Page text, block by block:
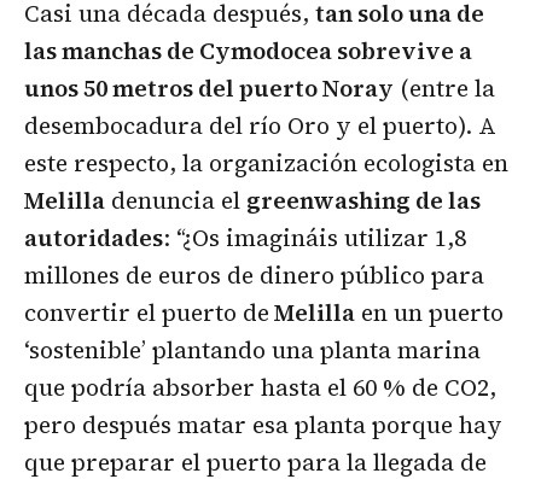
Casi una década después, tan solo una de
las manchas de Cymodocea sobrevive a
unos 50 metros del puerto Noray (entre la
desembocadura del río Oro y el puerto). A
este respecto, la organización ecologista en
Melilla denuncia el greenwashing de las
autoridades: “¿Os imagináis utilizar 1,8
millones de euros de dinero público para
convertir el puerto deMelilla en un puerto
‘sostenible’ plantando una planta marina
que podría absorber hasta el 60 % de CO2,
pero después matar esa planta porque hay
que preparar el puerto para la llegada de